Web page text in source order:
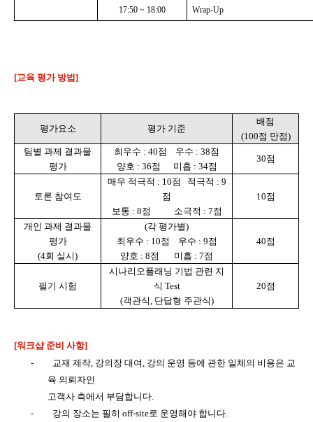
17:50 ~ 18:00 Wrap-Up
[교육 평가 방법]
평가요소 평가 기준
배점
(100점 만점)
팀별 과제 결과물
평가
최우수 : 40점 우수 : 38점
양호 : 36점 미흡 : 34점
30점
토론 참여도
매우 적극적 : 10점 적극적 : 9
점
보통 : 8점 소극적 : 7점
10점
개인 과제 결과물
평가
(4회 실시)
(각 평가별)
최우수 : 10점 우수 : 9점
양호 : 8점 미흡 : 7점
40점
필기 시험
시나리오플래닝 기법 관련 지
식 Test
(객관식, 단답형 주관식)
20점
[워크샵 준비 사항]
-
교재 제작, 강의장 대여, 강의 운영 등에 관한 일체의 비용은 교
육 의뢰자인
고객사 측에서 부담합니다.
-
강의 장소는 필히 off-site로 운영해야 합니다.